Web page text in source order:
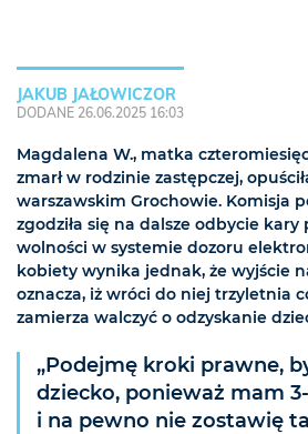
JAKUB JAŁOWICZOR
DODANE 26.06.2025 16:03
Magdalena W., matka
zmarł w rodzinie zastępczej,
warszawskim Grochowie. Komisja
zgodziła się na dalsze odbycie kary
wolności w systemie dozoru
kobiety wynika jednak, że wyjście
oznacza, iż wróci do niej trzyletnia
zamierza walczyć o odzyskanie
„Podejmę kroki prawne,
dziecko, ponieważ mam
i na pewno nie zostawię